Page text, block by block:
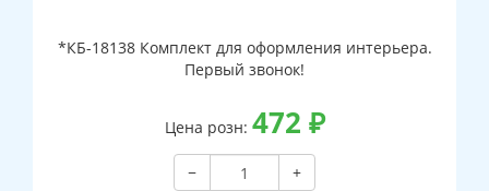
*КБ-18138 Комплект для оформления интерьера.
Первый звонок!
Цена розн: 472 ₽
−
+